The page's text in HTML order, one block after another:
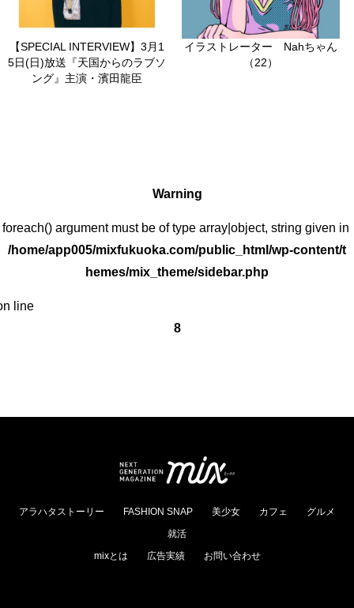
【SPECIAL INTERVIEW】3月1
5日(日)放送『天国からのラブソ
ング』主演・濱田龍臣
イラストレーター Nahちゃん
（22）
Warning
foreach() argument must be of type array|object, string given in
/home/app005/mixfukuoka.com/public_html/wp-content/t
hemes/mix_theme/sidebar.php
line
8
アラハタストーリー FASHION SNAP 美少女 カフェ
グルメ
就活
mixとは
広告実績 お問い合わせ